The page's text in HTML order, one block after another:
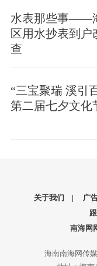
水表那些事——
区用水抄表到户
查
“三宝聚瑞 溪引
第二届七夕文化
关于我们 | 广
南海网
海南南海网传